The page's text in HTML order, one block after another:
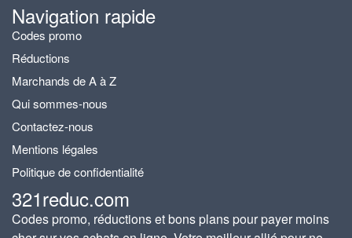
Navigation rapide
Codes promo
Réductions
Marchands de A à Z
Qui sommes-nous
Contactez-nous
Mentions légales
Politique de confidentialité
321reduc.com
Codes promo, réductions et bons plans pour payer moins